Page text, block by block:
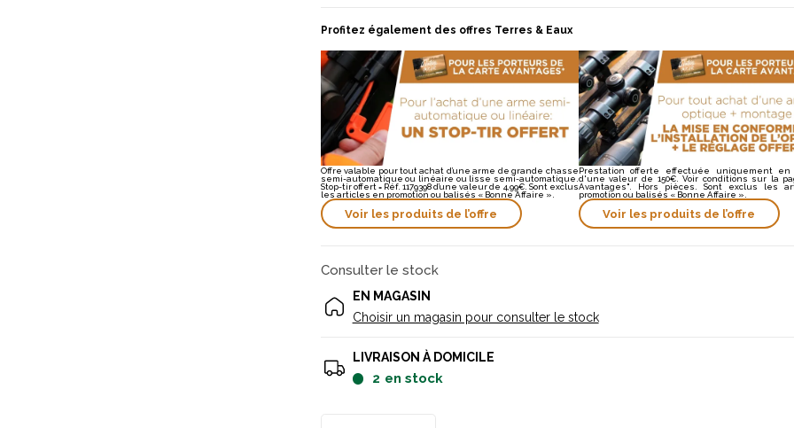
Profitez également des offres Terres & Eaux
Offre valable pour tout achat d’une arme de grande chasse
semi-automatique ou linéaire ou lisse semi-automatique.
Stop-tir offert = Réf. 1179398 d’une valeur de 4,99€. Sont exclus
les articles en promotion ou balisés « Bonne Affaire ».
Voir les produits de l’offre
Prestation offerte effectuée uniquement en
d'une valeur de 150€. Voir conditions sur la
Avantages". Hors pièces. Sont exclus les
promotion ou balisés « Bonne Affaire ».
Voir les produits de l’offre
Consulter le stock
EN MAGASIN
Choisir un magasin pour consulter le stock
LIVRAISON À DOMICILE
2 en stock